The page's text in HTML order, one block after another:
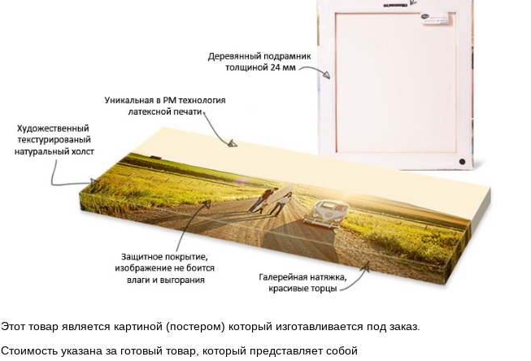
Этот товар является картиной (постером) который изготавливается под заказ.
Стоимость указана за готовый товар, который представляет собой